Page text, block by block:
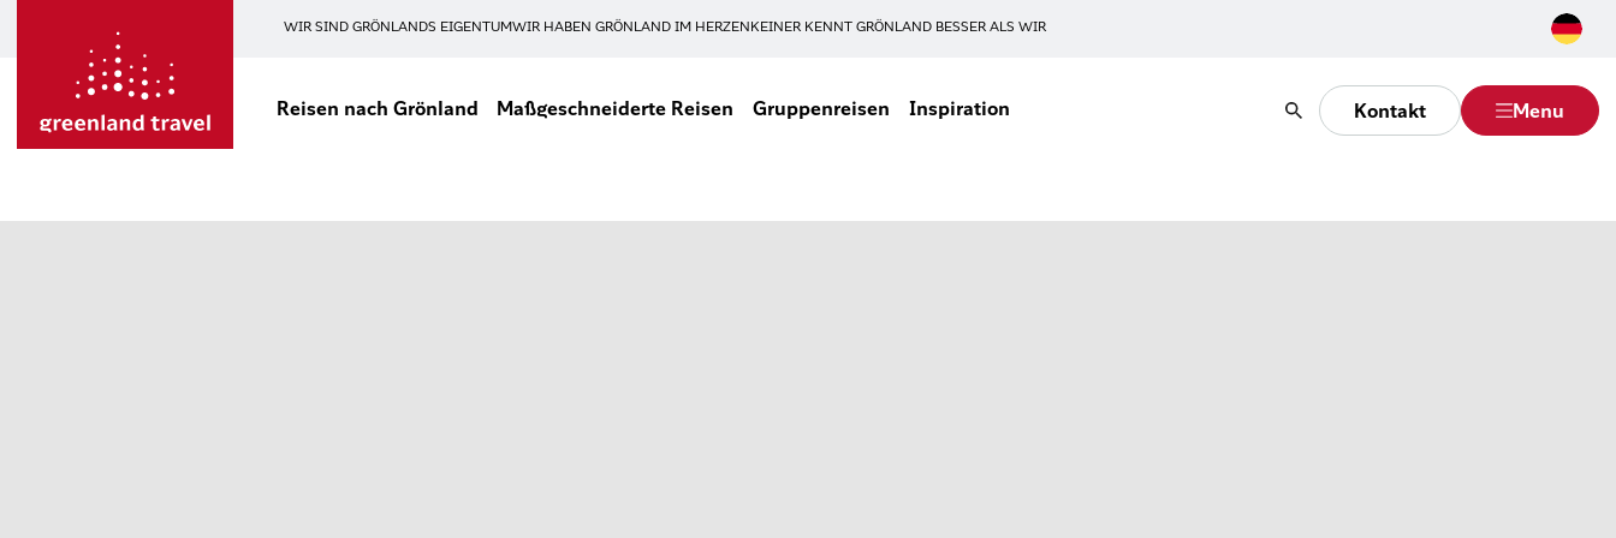
WIR SIND GRÖNLANDS EIGENTUMWIR HABEN GRÖNLAND IM HERZEN KEINER KENNT GRÖNLAND BESSER ALS WIR
Reisen nach Grönland Maßgeschneiderte Reisen Gruppenreisen Inspiration Suche Kontakt Menu